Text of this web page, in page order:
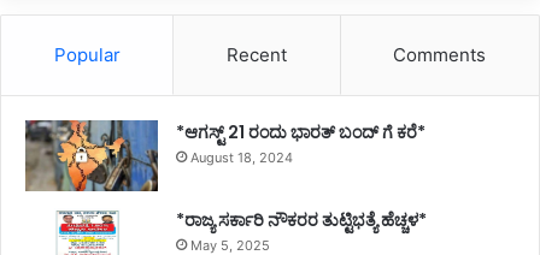
Popular Recent Comments
*ಆಗಸ್ಟ್ 21 ರಂದು ಭಾರತ್‌ ಬಂದ್‌ ಗೆ ಕರೆ*
August 18, 2024
*ರಾಜ್ಯ ಸರ್ಕಾರಿ ನೌಕರರ ತುಟ್ಟಿಭತ್ಯೆ ಹೆಚ್ಚಳ*
May 5, 2025